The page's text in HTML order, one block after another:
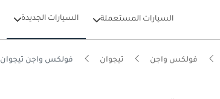
السيارات المستعملة السيارات الجديدة
فولكس واجن تيجوان فولكس واجن تيجوان 1.4 TSI الاتجاه